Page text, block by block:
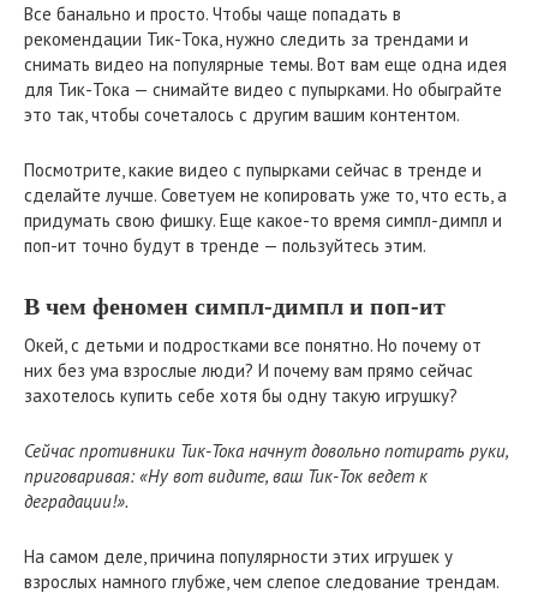
Все банально и просто. Чтобы чаще попадать в
рекомендации Тик-Тока, нужно следить за трендами и
снимать видео на популярные темы. Вот вам еще одна идея
для Тик-Тока — снимайте видео с пупырками. Но обыграйте
это так, чтобы сочеталось с другим вашим контентом.
Посмотрите, какие видео с пупырками сейчас в тренде и
сделайте лучше. Советуем не копировать уже то, что есть, а
придумать свою фишку. Еще какое-то время симпл-димпл и
поп-ит точно будут в тренде — пользуйтесь этим.
В чем феномен симпл-димпл и поп-ит
Окей, с детьми и подростками все понятно. Но почему от
них без ума взрослые люди? И почему вам прямо сейчас
захотелось купить себе хотя бы одну такую игрушку?
Сейчас противники Тик-Тока начнут довольно потирать руки,
приговаривая: «Ну вот видите, ваш Тик-Ток ведет к
деградации!».
На самом деле, причина популярности этих игрушек у
взрослых намного глубже, чем слепое следование трендам.